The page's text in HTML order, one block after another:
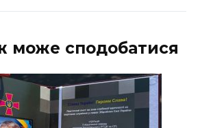
може сподобатися